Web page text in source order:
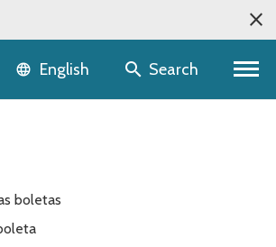
Language selector
English Search
boletas